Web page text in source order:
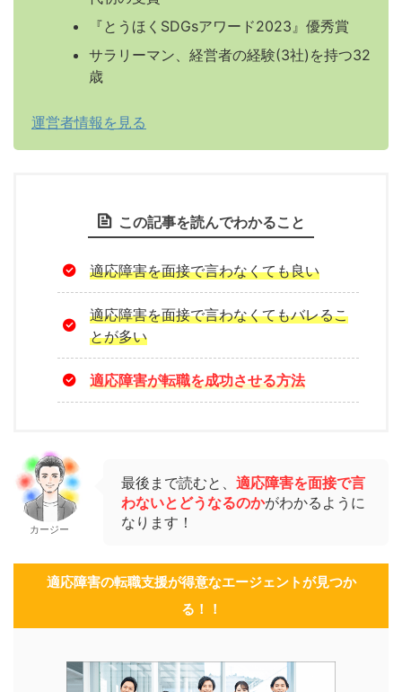
『とうほくSDGsアワード2023』優秀賞
サラリーマン、経営者の経験(3社)を持つ32
歳
運営者情報を見る
この記事を読んでわかること
適応障害を面接で言わなくても良い
適応障害を面接で言わなくてもバレるこ
とが多い
適応障害が転職を成功させる方法
カージー
最後まで読むと、 適応障害を面接で言
わないとどうなるのかがわかるように
なります！
適応障害の転職支援が得意なエージェントが見つか
る！！